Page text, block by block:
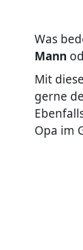
Was
Mann
Mit
gerne
Opa im